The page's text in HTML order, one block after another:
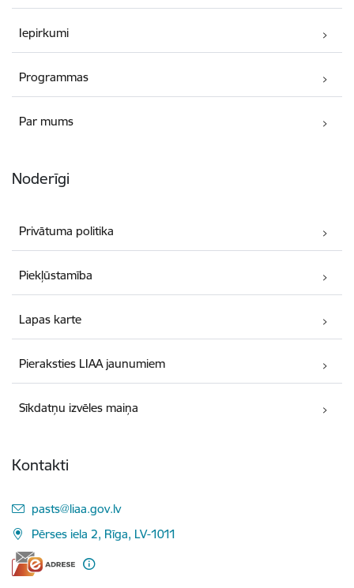
Iepirkumi
Programmas
Par mums
Noderīgi
Privātuma politika
Piekļūstamība
Lapas karte
Pieraksties LIAA jaunumiem
Sīkdatņu izvēles maiņa
Kontakti
E-pasts:
pasts@liaa.gov.lv
Pērses iela 2, Rīga, LV-1011